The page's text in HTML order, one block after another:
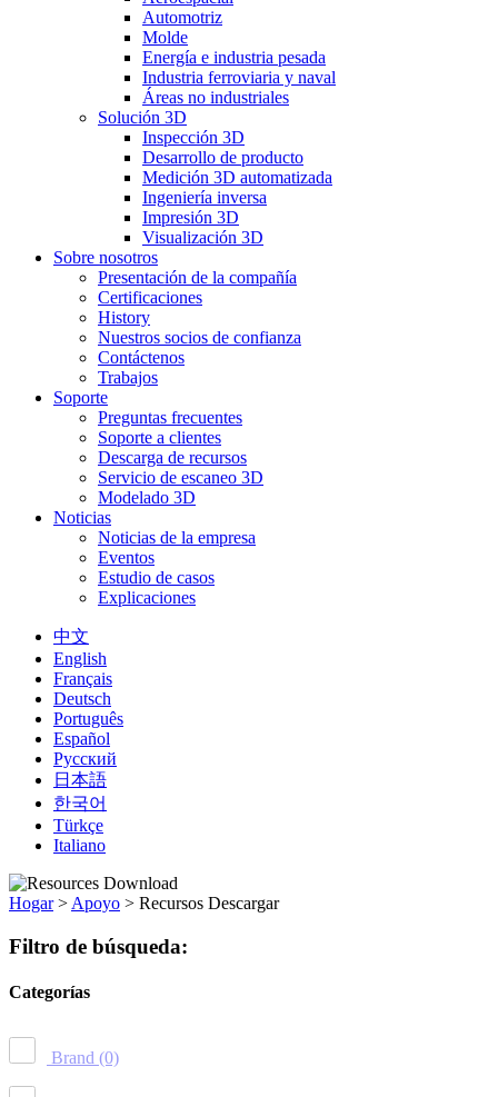
Automotriz
Molde
Energía e industria pesada
Industria ferroviaria y naval
Áreas no industriales
Solución 3D
Inspección 3D
Desarrollo de producto
Medición 3D automatizada
Ingeniería inversa
Impresión 3D
Visualización 3D
Sobre nosotros
Presentación de la compañía
Certificaciones
History
Nuestros socios de confianza
Contáctenos
Trabajos
Soporte
Preguntas frecuentes
Soporte a clientes
Descarga de recursos
Servicio de escaneo 3D
Modelado 3D
Noticias
Noticias de la empresa
Eventos
Estudio de casos
Explicaciones
中文
English
Français
Deutsch
Português
Español
Русский
日本語
한국어
Türkçe
Italiano
Hogar > Apoyo > Recursos Descargar
Filtro de búsqueda:
Categorías
Brand (0)